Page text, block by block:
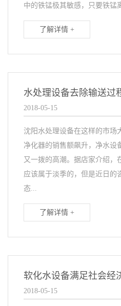
中的铁锰极其敏感，只要铁锰
了解详情 +
水处理设备去除输送过
2018-05-15
沈阳水处理设备在这样的市场
净化器的销售额飙升，净水设
又一拨的高潮。据店家介绍，
应该属于淡季的，但是近日的
态...
了解详情 +
软化水设备满足社会经
2018-05-15